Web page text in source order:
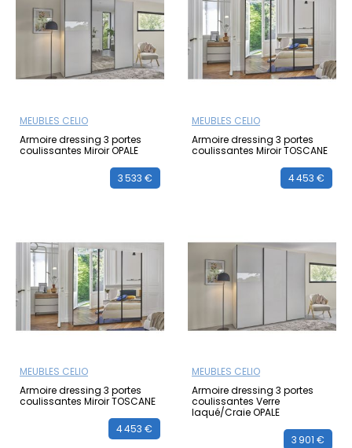
MEUBLES CELIO
Armoire dressing 3 portes
coulissantes Miroir OPALE
3 533 €
MEUBLES CELIO
Armoire dressing 3 portes
coulissantes Miroir TOSCANE
4 453 €
MEUBLES CELIO
Armoire dressing 3 portes
coulissantes Miroir TOSCANE
4 453 €
MEUBLES CELIO
Armoire dressing 3 portes
coulissantes Verre
laqué/Craie OPALE
3 901 €